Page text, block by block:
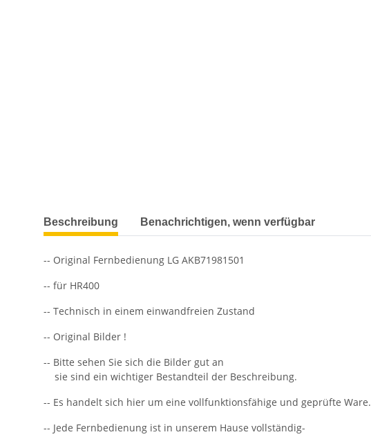
weitere Registerkarten anzeigen
Beschreibung Benachrichtigen, wenn verfügbar
-- Original Fernbedienung LG AKB71981501
-- für HR400
-- Technisch in einem einwandfreien Zustand
-- Original Bilder !
-- Bitte sehen Sie sich die Bilder gut an
sie sind ein wichtiger Bestandteil der Beschreibung.
-- Es handelt sich hier um eine vollfunktionsfähige und geprüfte Ware.
-- Jede Fernbedienung ist in unserem Hause vollständig-